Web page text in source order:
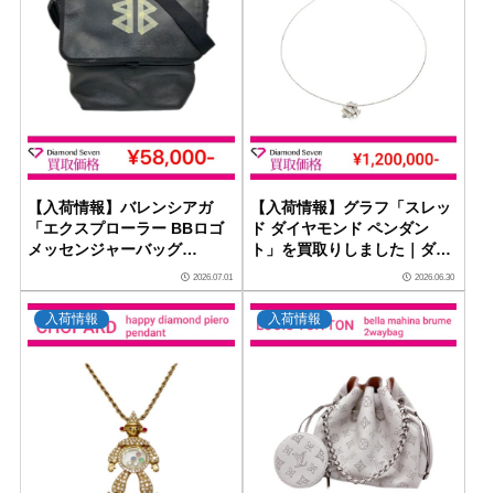
【入荷情報】バレンシアガ
「エクスプローラー BBロゴ
メッセンジャーバッグ
620259」を買取りしました
｜ダイヤモンドセブン
2026.07.01
【入荷情報】グラフ「スレッ
ド ダイヤモンド ペンダン
ト」を買取りしました｜ダイ
2026.06.30
入荷情報 入荷情報